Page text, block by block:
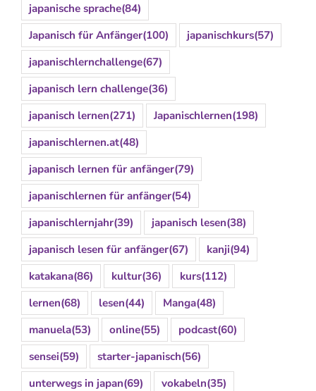
japanische sprache(84)
Japanisch für Anfänger(100) japanischkurs(57)
japanischlernchallenge(67)
japanisch lern challenge(36)
japanisch lernen(271) Japanischlernen(198)
japanischlernen.at(48)
japanisch lernen für anfänger(79)
japanischlernen für anfänger(54)
japanischlernjahr(39) japanisch lesen(38)
japanisch lesen für anfänger(67) kanji(94)
katakana(86) kultur(36) kurs(112)
lernen(68) lesen(44) Manga(48)
manuela(53) online(55) podcast(60)
sensei(59) starter-japanisch(56)
unterwegs in japan(69) vokabeln(35)